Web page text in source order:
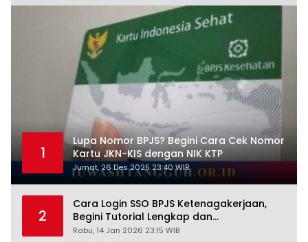
1
Lupa Nomor BPJS? Begini Cara Cek Nomor
Kartu JKN-KIS dengan NIK KTP
Jumat, 26 Des 2025 23:40 WIB
2
Cara Login SSO BPJS Ketenagakerjaan,
Begini Tutorial Lengkap dan
Pengertiannya
Rabu, 14 Jan 2026 23:15 WIB